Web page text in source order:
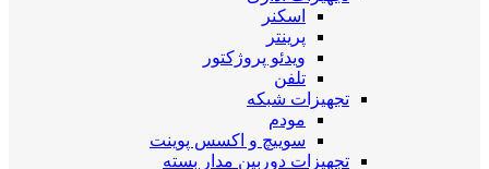
اسکنر
پرینتر
ویدئو پروژکتور
تلفن
تجهیزات شبکه
مودم
سوییچ و اکسس پوینت
تجهیزات دوربین مدار بسته